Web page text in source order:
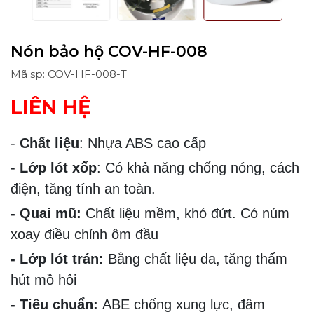
Nón bảo hộ COV-HF-008
Mã sp: COV-HF-008-T
LIÊN HỆ
- Chất liệu: Nhựa ABS cao cấp
- Lớp lót xốp: Có khả năng chống nóng, cách
điện, tăng tính an toàn.
- Quai mũ: Chất liệu mềm, khó đứt. Có núm
xoay điều chỉnh ôm đầu
- Lớp lót trán: Bằng chất liệu da, tăng thấm
hút mồ hôi
- Tiêu chuẩn: ABE chống xung lực, đâm